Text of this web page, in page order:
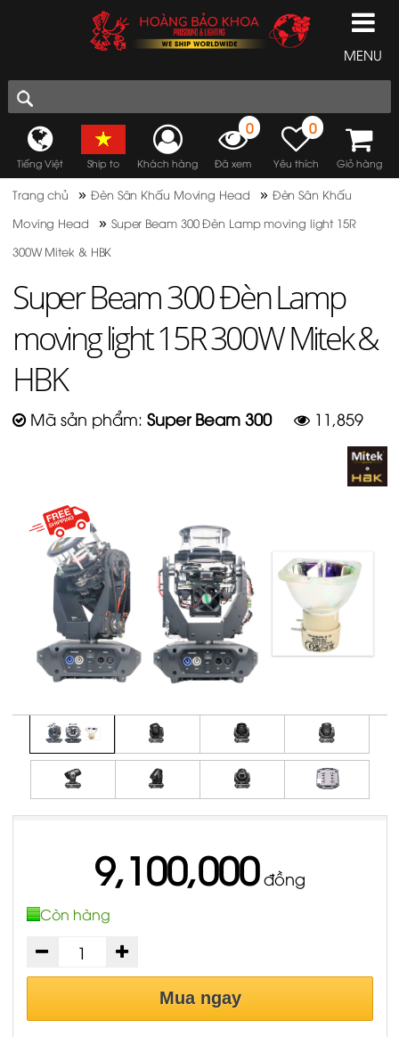
MENU
Tiếng Việt Ship to Khách hàng
0
Đã xem
0
Yêu thích Giỏ hàng
Trang chủ »Đèn Sân Khấu Moving Head » Đèn Sân Khấu
Moving Head
» Super Beam 300 Đèn Lamp moving light 15R
300W Mitek & HBK
Super Beam 300 Đèn Lamp
moving light 15R 300W Mitek &
HBK
Mã sản phẩm: Super Beam 300 11,859
9,100,000đồng
Còn hàng
Mua ngay